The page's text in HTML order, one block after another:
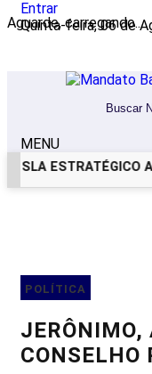
Aguarde, carregando...
Entrar
Quinta-feira, 06 de
MENU
SLA ESTRATÉGICO
POLÍTICA
JERÔNIMO,
CONSELHO